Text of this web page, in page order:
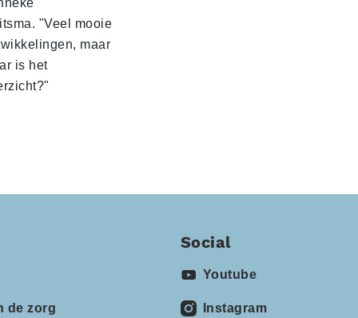
"Veel mooie
maar
is het
de zorg
Social
Youtube
Instagram